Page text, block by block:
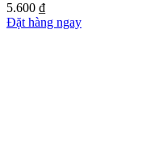
5.600 ₫
Đặt hàng ngay